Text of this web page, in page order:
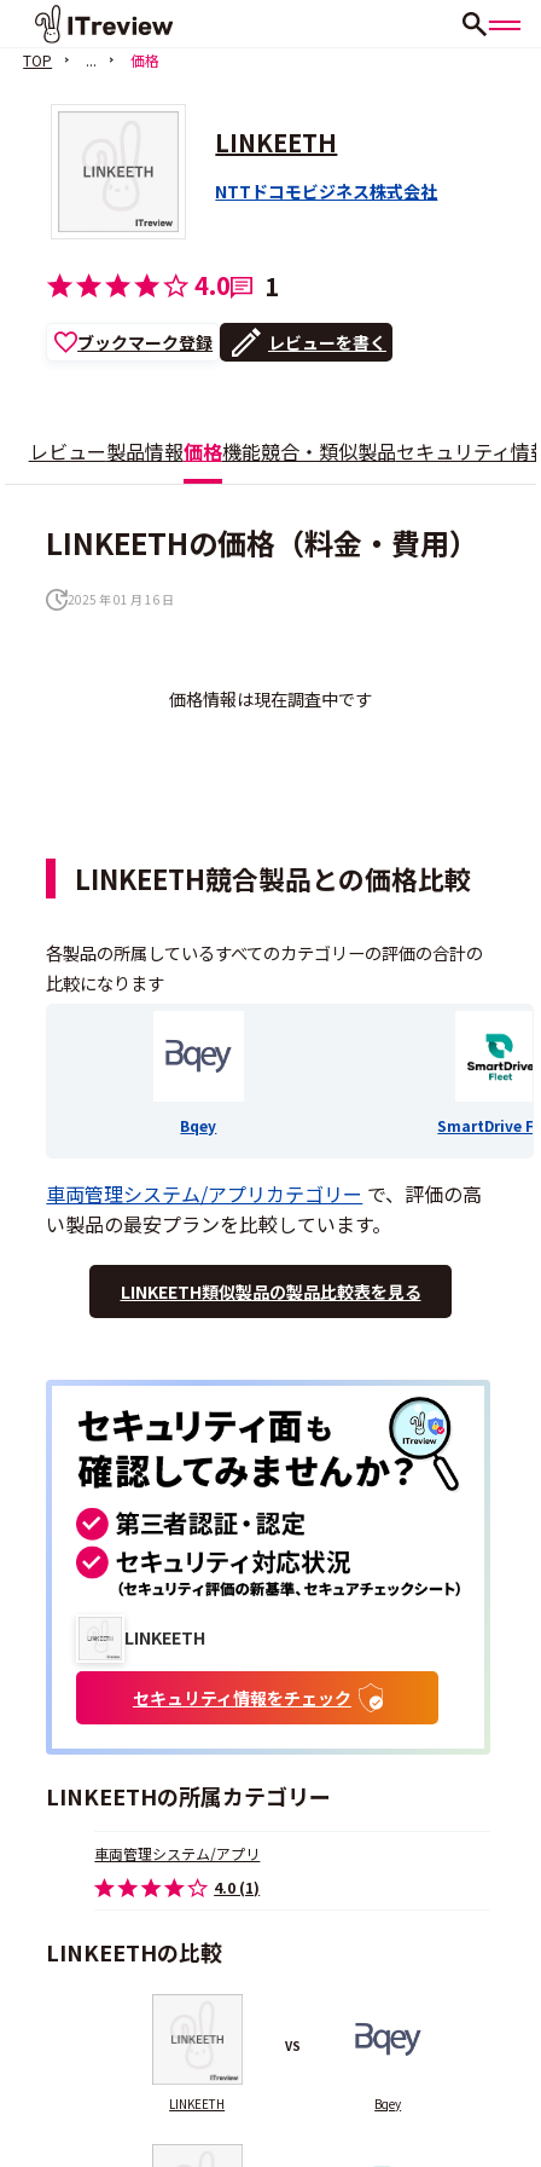
TOP ... 価格
LINKEETH
NTTドコモビジネス株式会社
4.0 1
ブックマーク登録 レビューを書く
レビュー製品情報価格機能競合・類似製品セキュリティ情
LINKEETHの価格（料金・費用）
2025 年 01 月 16 日
価格情報は現在調査中です
LINKEETH競合製品との価格比較
各製品の所属しているすべてのカテゴリーの評価の合計の
比較になります
Bqey SmartDrive
車両管理システム/アプリカテゴリー で、評価の高
い製品の最安プランを比較しています。
LINKEETH類似製品の製品比較表を見る
LINKEETH
セキュリティ情報をチェック
LINKEETHの所属カテゴリー
車両管理システム/アプリ
4.0 (1)
LINKEETHの比較
LINKEETH
VS
Bqey